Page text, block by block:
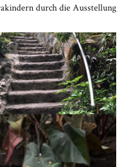
durch die Ausstellung